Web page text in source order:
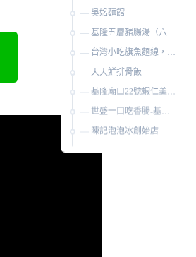
吳姳麵館
基隆五層豬腸湯（六號碼頭麵店）
台灣小吃旗魚麵線，旗魚湯
天天鮮排骨飯
基隆廟口22號蝦仁羹豬腳
世盛一口吃香腸-基隆廟口43-1號
陳記泡泡冰創始店